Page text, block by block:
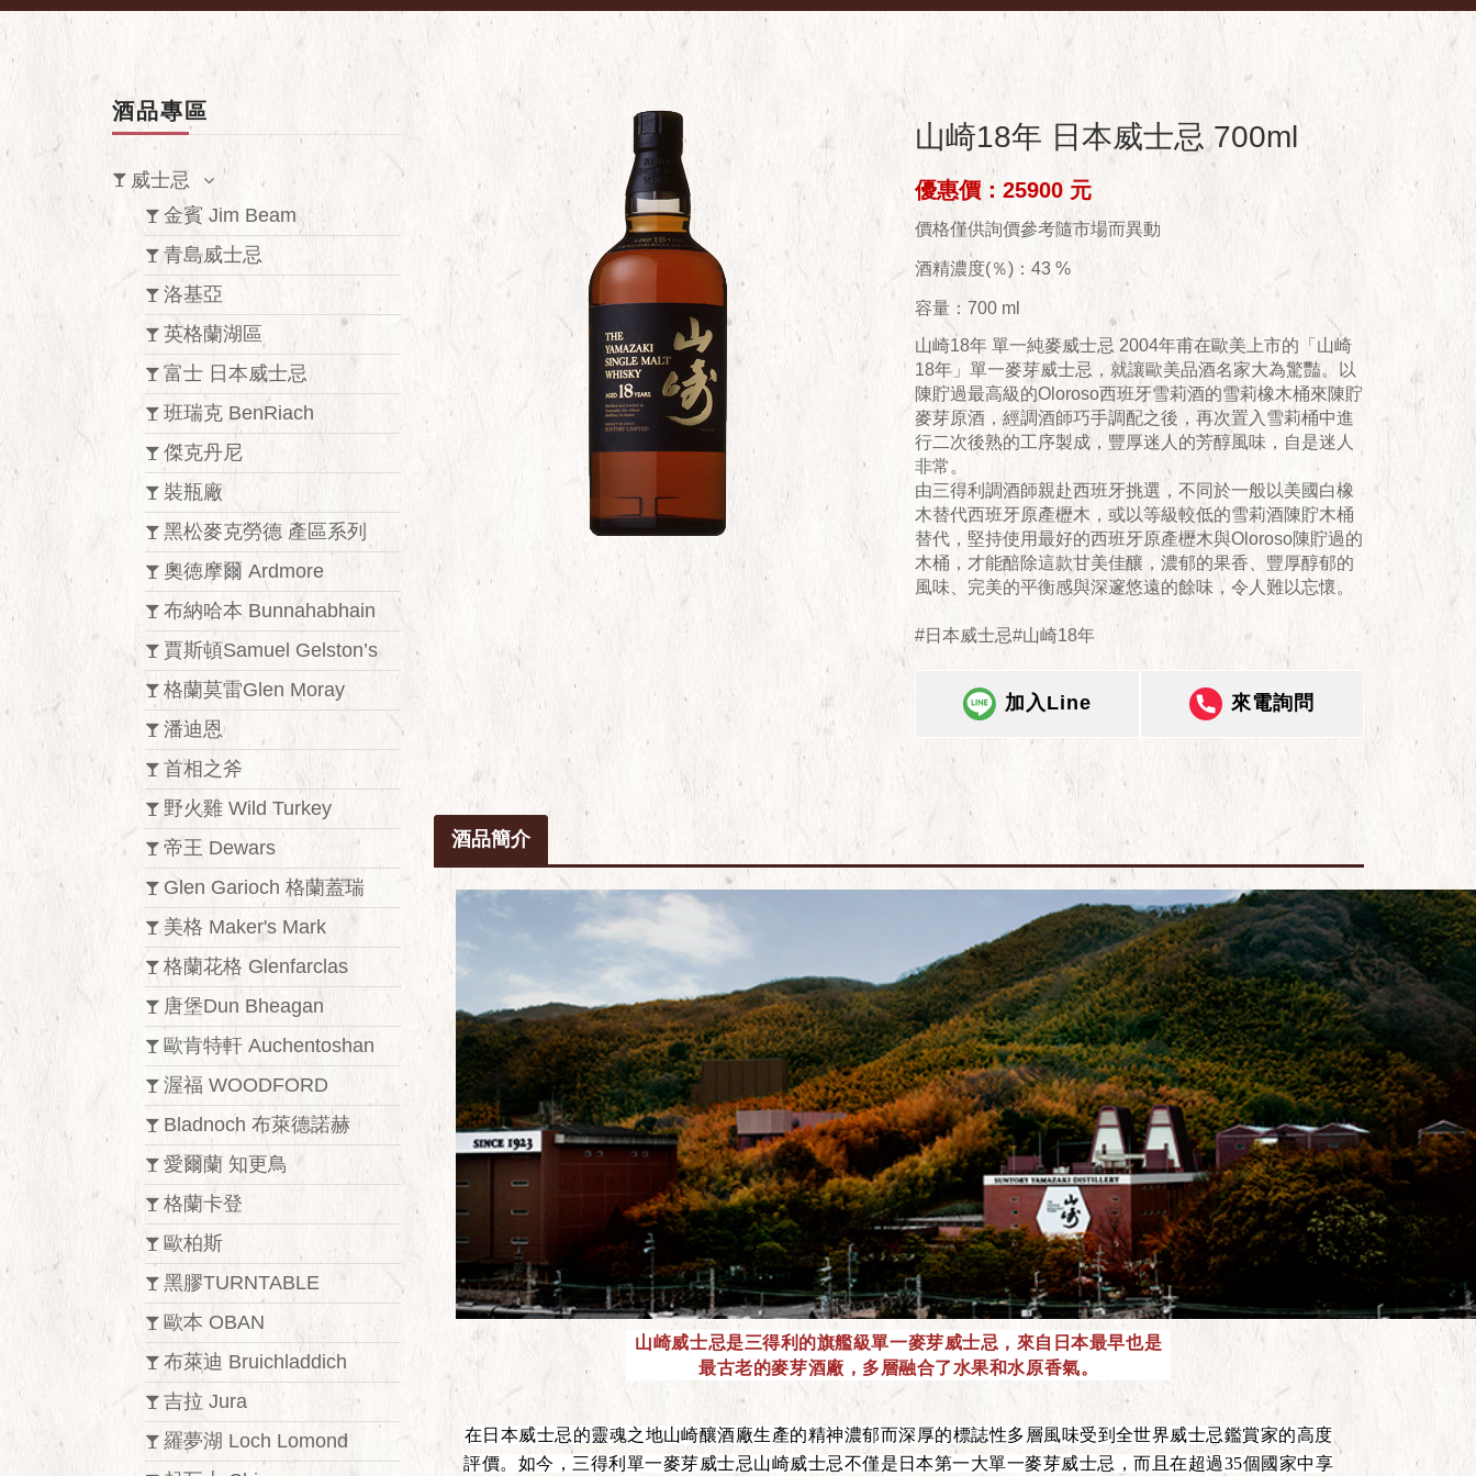
酒品專區
威士忌
金賓 Jim Beam
青島威士忌
洛基亞
英格蘭湖區
富士 日本威士忌
班瑞克 BenRiach
傑克丹尼
裝瓶廠
黑松麥克勞德 產區系列
奧徳摩爾 Ardmore
布納哈本 Bunnahabhain
賈斯頓Samuel Gelston’s
格蘭莫雷Glen Moray
潘迪恩
首相之斧
野火雞 Wild Turkey
帝王 Dewars
Glen Garioch 格蘭蓋瑞
美格 Maker's Mark
格蘭花格 Glenfarclas
唐堡Dun Bheagan
歐肯特軒 Auchentoshan
渥福 WOODFORD
Bladnoch 布萊德諾赫
愛爾蘭 知更鳥
格蘭卡登
歐柏斯
黑膠TURNTABLE
歐本 OBAN
布萊迪 Bruichladdich
吉拉 Jura
羅夢湖 Loch Lomond
山崎18年 日本威士忌 700ml
優惠價：25900 元
價格僅供詢價參考隨市場而異動
酒精濃度(％)：43 %
容量：700 ml
山崎18年 單一純麥威士忌 2004年甫在歐美上市的「山崎
18年」單一麥芽威士忌，就讓歐美品酒名家大為驚豔。以
陳貯過最高級的Oloroso西班牙雪莉酒的雪莉橡木桶來陳貯
麥芽原酒，經調酒師巧手調配之後，再次置入雪莉桶中進
行二次後熟的工序製成，豐厚迷人的芳醇風味，自是迷人
非常。
由三得利調酒師親赴西班牙挑選，不同於一般以美國白橡
木替代西班牙原產櫪木，或以等級較低的雪莉酒陳貯木桶
替代，堅持使用最好的西班牙原產櫪木與Oloroso陳貯過的
木桶，才能醅除這款甘美佳釀，濃郁的果香、豐厚醇郁的
風味、完美的平衡感與深邃悠遠的餘味，令人難以忘懷。
#日本威士忌#山崎18年
加入Line 來電詢問
酒品簡介
山崎威士忌是三得利的旗艦級單一麥芽威士忌，來自日本最早也是
最古老的麥芽酒廠，多層融合了水果和水原香氣。
在日本威士忌的靈魂之地山崎釀酒廠生產的精神濃郁而深厚的標誌性多層風味受到全世界威士忌鑑賞家的高度
評價。 如今，三得利單一麥芽威士忌山崎威士忌不僅是日本第一大單一麥芽威士忌，而且在超過35個國家中享